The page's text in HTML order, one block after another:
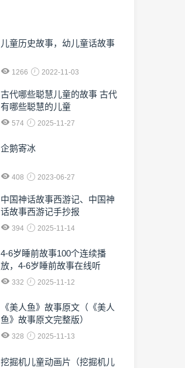
儿童历史故事，幼儿童话故事
1266 2022-11-03
古代哪些聪慧儿童的故事 古代
有哪些聪慧的儿童
574 2025-11-27
企鹅寄冰
408 2023-06-27
中国神话故事西游记、中国神
话故事西游记手抄报
394 2025-11-14
4-6岁睡前故事100个连续播
放，4-6岁睡前故事在线听
332 2025-11-12
《美人鱼》故事原文（《美人
鱼》故事原文完整版）
328 2025-11-13
挖掘机儿童动画片（挖掘机儿